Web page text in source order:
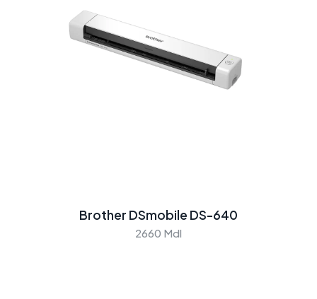
Brother DSmobile DS-640
2660 Mdl